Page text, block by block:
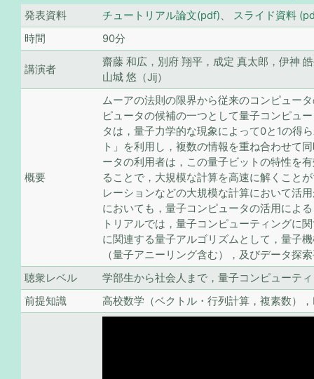
発表資料 チュートリアル論文(pdf)、 スライド資料
時間
90分
講演者
齋藤 和広，別府 翔平，成定 真太郎，伊神
山城 悠（Jij）
概要
ムーアの法則の限界から従来のコンピュー
ピュータの候補の一つとして量子コンピュ
タは，量子力学的な現象によって0と1の得
ト」を利用し，複数の情報を重ね合わせて
ータの利用者は，この量子ビットの特性を
ることで，大規模な計算を高速に解くこと
レーションなどの大規模な計算において活
においても，量子コンピュータの活用によ
トリアルでは，量子コンピューティングに
に関連する量子アルゴリズムとして，量子
（量子アニーリング含む），及びデータ探
聴衆レベル
学部生から社会人まで，量子コンピューテ
前提知識
高校数学（ベクトル・行列計算，複素数）